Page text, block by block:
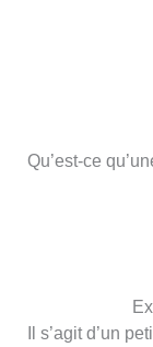
Qu’est-ce
Il s’agit d’un